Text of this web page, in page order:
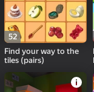
52
Find your way to the
tiles (pairs)